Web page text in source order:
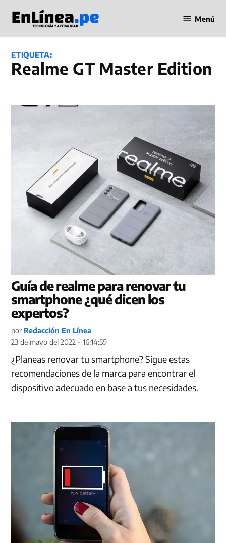
contenido
en Línea
Menú
ETIQUETA:
realme GT Master Edition
Guía de realme para renovar tu
smartphone ¿qué dicen los
expertos?
por Redacción En Línea
23 de mayo del 2022 - 16:14:59
¿Planeas renovar tu smartphone? Sigue estas
recomendaciones de la marca para encontrar el
dispositivo adecuado en base a tus necesidades.